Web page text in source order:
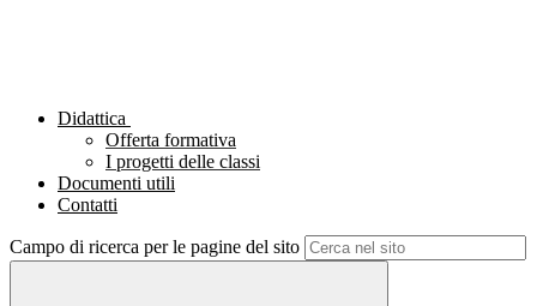
Didattica
Offerta formativa
I progetti delle classi
Documenti utili
Contatti
Campo di ricerca per le pagine del sito